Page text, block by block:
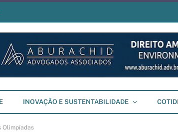
INOVAÇÃO E SUSTENTABILIDADE
Olimpíadas